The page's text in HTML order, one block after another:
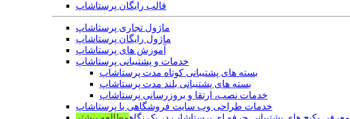
قالب رایگان پرستاشاپ
ماژول تجاری پرستاشاپ
ماژول رایگان پرستاشاپ
آموزش های پرستاشاپ
خدمات و پشتیبانی پرستاشاپ
بسته های پشتیبانی کوتاه مدت پرستاشاپ
بسته های پشتیبانی بلند مدت پرستاشاپ
خدمات نصب، ارتقا و بروزرسانی پرستاشاپ
خدمات طراحی وب سایت فروشگاهی با پرستاشاپ